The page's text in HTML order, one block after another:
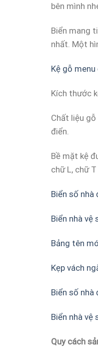
bên mình
Biển mang
nhất. Một
Kệ gỗ
Kích thước
Chất liệu
điển.
Bề mặt kệ
chữ L, chữ
Biển số nhà
Biển nhà vệ
Bảng tên
Kẹp vách
Biển số
Biển nhà vệ
Quy cách